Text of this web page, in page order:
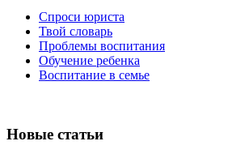
Спроси юриста
Твой словарь
Проблемы воспитания
Обучение ребенка
Воспитание в семье
Новые статьи